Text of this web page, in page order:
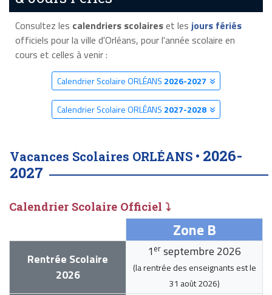
Consultez les calendriers scolaireset les jours fériés
officiels pour la ville d'Orléans, pour l'année scolaire en
cours et celles à venir :
Calendrier Scolaire ORLÉANS 2026-2027
Calendrier Scolaire ORLÉANS 2027-2028
Vacances Scolaires ORLÉANS • 2026-
2027
Calendrier Scolaire Officiel ⤵
Zone B
Rentrée Scolaire
2026
1 er septembre 2026
(la rentrée des enseignants est le
31 août 2026)